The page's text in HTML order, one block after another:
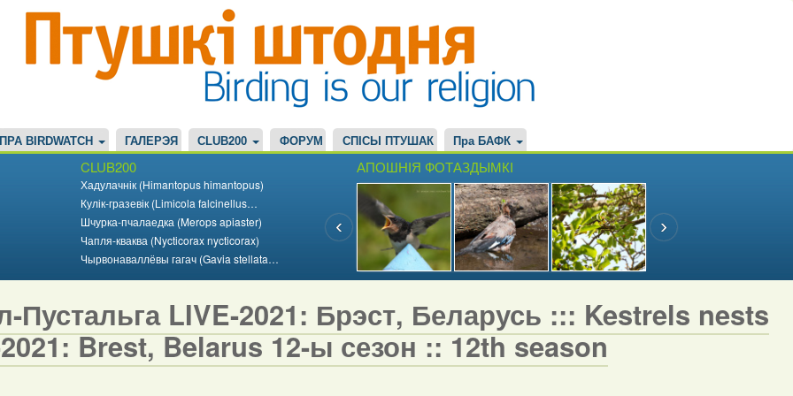
ПРА BIRDWATCH ГАЛЕРЭЯ CLUB200 ФОРУМ СПІСЫ ПТУШАК Пра БАФК
CLUB200
Хадулачнік (Himantopus himantopus)
Кулік-гразевік (Limicola falcinellus…
Шчурка-пчалаедка (Merops apiaster)
Чапля-кваква (Nycticorax nycticorax)
Чырвонаваллёвы гагач (Gavia stellata…
АПОШНІЯ ФОТАЗДЫМКІ
Пустальга LIVE-2021: Брэст, Беларусь ::: Kestrels nests
Brest, Belarus 12-ы сезон :: 12th season